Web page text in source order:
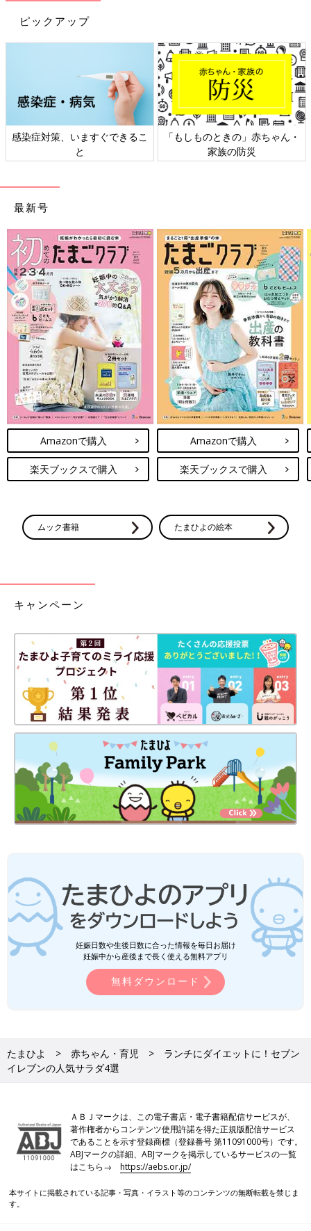
ピックアップ
感染症対策、いますぐできるこ
と
「もしものときの」赤ちゃん・
家族の防災
最新号
Amazonで購入
楽天ブックスで購入
Amazonで購入
楽天ブックスで購入
ムック書籍 たまひよの絵本
キャンペーン
妊娠日数や生後日数に合った情報を毎日お届け
妊娠中から産後まで長く使える無料アプリ
無料ダウンロード
たまひよ 赤ちゃん・育児
ランチにダイエットに！セブン
イレブンの人気サラダ4選
ＡＢＪマークは、この電子書店・電子書籍配信サービスが、
著作権者からコンテンツ使用許諾を得た正規版配信サービス
であることを示す登録商標（登録番号 第11091000号）です。
ABJマークの詳細、ABJマークを掲示しているサービスの一覧
はこちら→https://aebs.or.jp/
本サイトに掲載されている記事・写真・イラスト等のコンテンツの無断転載を禁じま
す。